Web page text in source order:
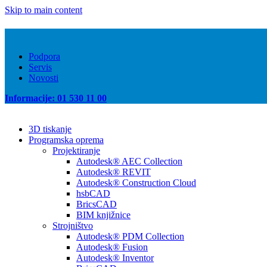
Skip to main content
Podpora
Servis
Novosti
Informacije: 01 530 11 00
3D tiskanje
Programska oprema
Projektiranje
Autodesk® AEC Collection
Autodesk® REVIT
Autodesk® Construction Cloud
hsbCAD
BricsCAD
BIM knjižnice
Strojništvo
Autodesk® PDM Collection
Autodesk® Fusion
Autodesk® Inventor